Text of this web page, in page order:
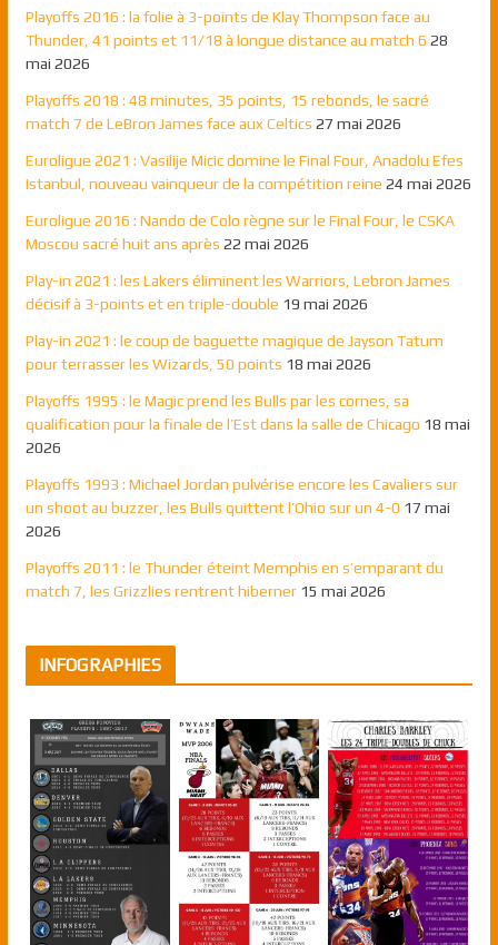
Playoffs 2016 : la folie à 3-points de Klay Thompson face au
Thunder, 41 points et 11/18 à longue distance au match 6 28
mai 2026
Playoffs 2018 : 48 minutes, 35 points, 15 rebonds, le sacré
match 7 de LeBron James face aux Celtics 27 mai 2026
Euroligue 2021 : Vasilije Micic domine le Final Four, Anadolu Efes
Istanbul, nouveau vainqueur de la compétition reine 24 mai 2026
Euroligue 2016 : Nando de Colo règne sur le Final Four, le CSKA
Moscou sacré huit ans après 22 mai 2026
Play-in 2021 : les Lakers éliminent les Warriors, Lebron James
décisif à 3-points et en triple-double 19 mai 2026
Play-in 2021 : le coup de baguette magique de Jayson Tatum
pour terrasser les Wizards, 50 points 18 mai 2026
Playoffs 1995 : le Magic prend les Bulls par les cornes, sa
qualification pour la finale de l’Est dans la salle de Chicago 18 mai
2026
Playoffs 1993 : Michael Jordan pulvérise encore les Cavaliers sur
un shoot au buzzer, les Bulls quittent l’Ohio sur un 4-0 17 mai
2026
Playoffs 2011 : le Thunder éteint Memphis en s’emparant du
match 7, les Grizzlies rentrent hiberner 15 mai 2026
INFOGRAPHIES